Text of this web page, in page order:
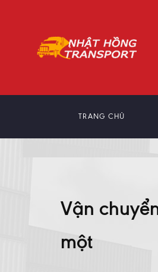
TRANG CHỦ
Vận
một